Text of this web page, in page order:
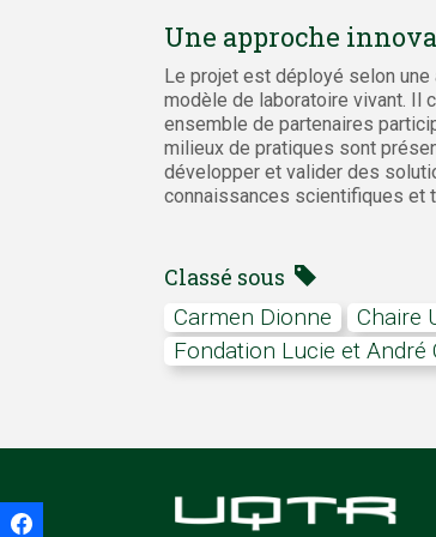
Une approche
Le projet est déployé selon
modèle de laboratoire vivant. Il
ensemble de partenaires
milieux de pratiques sont
développer et valider des
connaissances scientifiques et
Classé sous
Carmen Dionne Chaire
Fondation Lucie et André